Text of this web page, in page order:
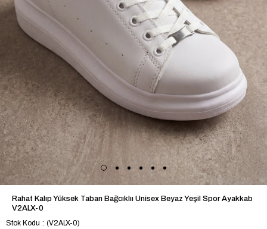
Rahat Kalıp Yüksek Taban Bağcıklıı Unisex Beyaz Yeşil Spor Ayakkab
V2ALX-0
Stok Kodu
(V2ALX-0)